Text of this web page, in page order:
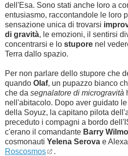
dell'Esa. Sono stati anche loro a
entusiasmo, raccontandole le loro
sensazione unica di trovarsi
di gravità, le emozioni, il sentirsi
concentrarsi e lo stupore nel
Terra dallo spazio.
Per non parlare dello stupore che
quando Olaf, un pupazzo bianco
che da segnalatore di microgravità
nell'abitacolo. Dopo aver guidato
della Soyuz, la capitano pilota
preceduto i compagni a bordo
c'erano il comandante Barry
cosmonauti Yelena Serova e
Roscosmos
.